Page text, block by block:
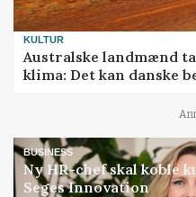
KULTUR
Australske landmænd
klima: Det kan danske
BUSINESS
Ny HR-chef skal koble
Seges Innovation